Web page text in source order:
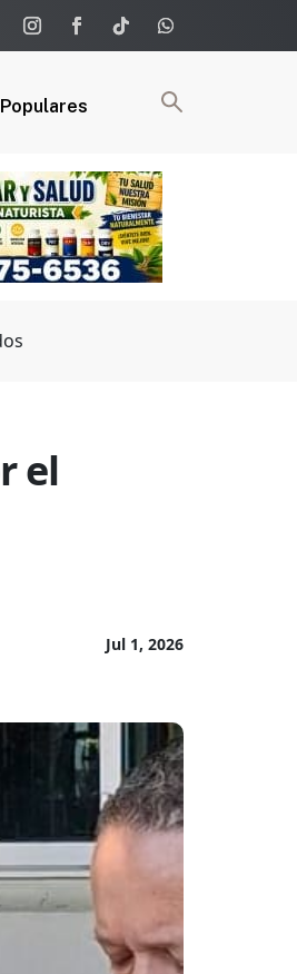
Populares
el
Jul 1, 2026